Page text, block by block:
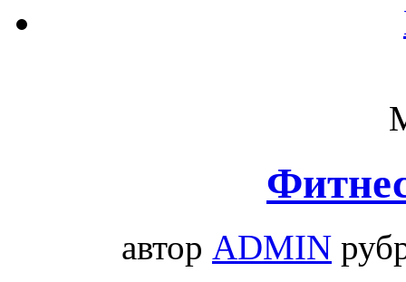
автор ADMIN